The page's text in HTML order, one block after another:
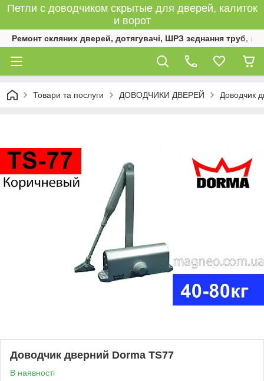
Петли с доводчиком скрытые для дверей, калиток
и ворот
Ремонт скляних дверей, дотягувачі, ШРЗ зєднання труб,
Товари та послуги ДОВОДЧИКИ ДВЕРЕЙ Доводчик
Доводчик дверний Dorma TS77
В наявності